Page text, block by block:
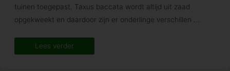
tuinen toegepast. Taxus baccata wordt altijd uit zaad
opgekweekt en daardoor zijn er onderlinge verschillen
Lees verder